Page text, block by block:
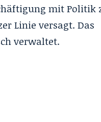
mit Politik
Linie versagt. Das
verwaltet.